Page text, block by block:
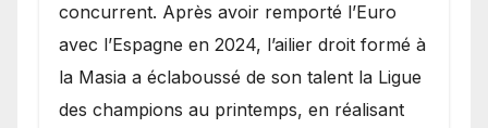
concurrent. Après avoir remporté l’Euro
avec l’Espagne en 2024, l’ailier droit formé à
la Masia a éclaboussé de son talent la Ligue
des champions au printemps, en réalisant